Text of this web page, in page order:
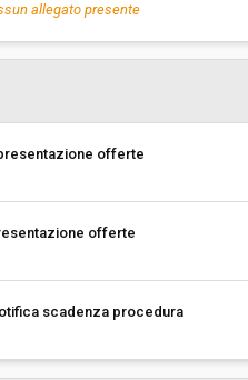
allegato presente
offerte
offerte
scadenza procedura